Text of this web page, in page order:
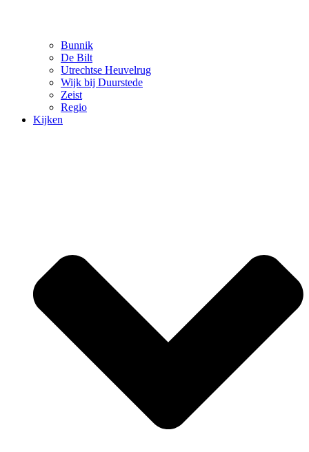
Bunnik
De Bilt
Utrechtse Heuvelrug
Wijk bij Duurstede
Zeist
Regio
Kijken